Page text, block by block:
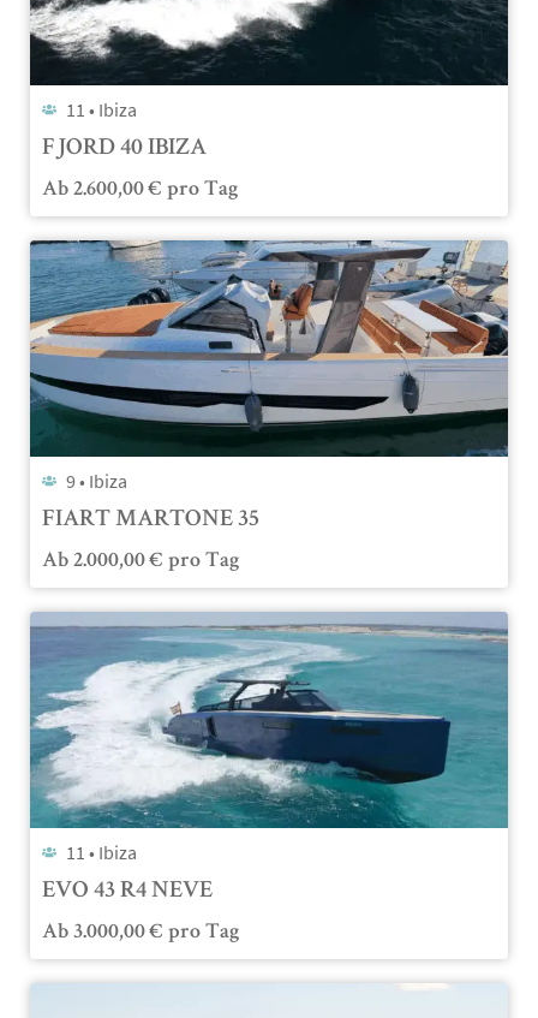
11 • Ibiza
FJORD 40 IBIZA
Ab 2.600,00€ pro Tag
9 • Ibiza
FIART MARTONE 35
Ab 2.000,00€ pro Tag
11 • Ibiza
EVO 43 R4 NEVE
Ab 3.000,00€ pro Tag